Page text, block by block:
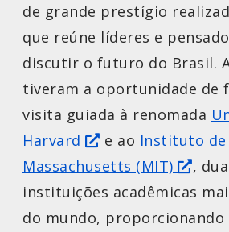
de grande prestígio
que reúne líderes e
discutir o futuro do Brasil.
tiveram a oportunidade de
visita guiada à renomada
Harvard
e ao Instituto de
Massachusetts (MIT)
,
instituições acadêmicas
do mundo, proporcionando